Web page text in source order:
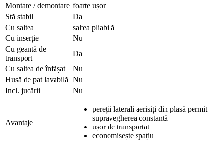
Montare / demontare foarte ușor
Stă stabil
Da
Cu saltea
saltea pliabilă
Cu inserție
Nu
Cu geantă de
transport
Da
Cu saltea de înfășat
Nu
Husă de pat lavabilă Nu
Incl. jucării
Nu
Avantaje
pereții laterali aerisiți din plasă permit
supravegherea constantă
ușor de transportat
economisește spațiu